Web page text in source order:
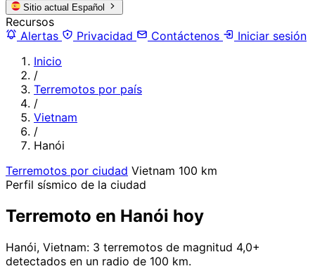
Sitio actual Español
Recursos
Alertas
Privacidad Contáctenos
Iniciar sesión
Inicio
/
Terremotos por país
/
Vietnam
/
Hanói
Terremotos por ciudad Vietnam 100 km
Perfil sísmico de la ciudad
Terremoto en Hanói hoy
Hanói, Vietnam: 3 terremotos de magnitud 4,0+
detectados en un radio de 100 km.